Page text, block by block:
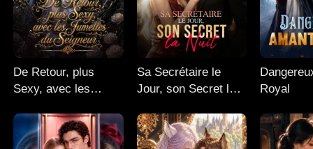
De Retour, plus
Sexy, avec les
Seigneur
Sa Secrétaire le
Jour, son Secret la
Royal